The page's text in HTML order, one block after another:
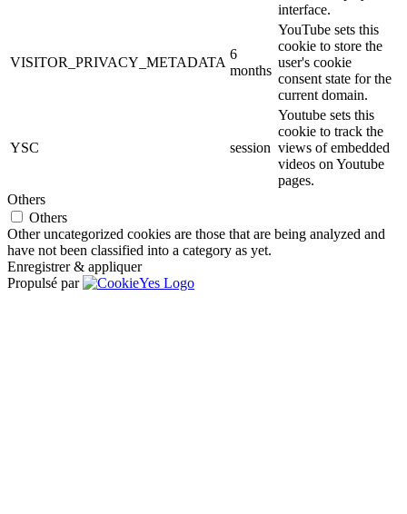
interface.
VISITOR_PRIVACY_METADATA
6
months
YouTube sets this
cookie to store the
user's cookie
consent state for the
current domain.
YSC session
Youtube sets this
cookie to track the
views of embedded
videos on Youtube
pages.
Others
Others
Other uncategorized cookies are those that are being analyzed and
have not been classified into a category as yet.
Enregistrer & appliquer
Propulsé par